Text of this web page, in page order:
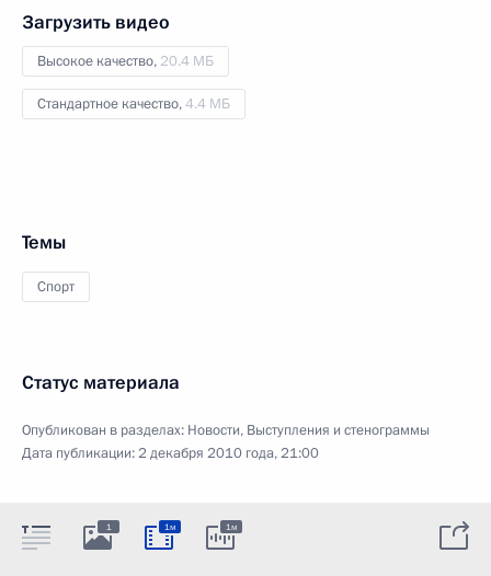
Загрузить видео
Высокое качество, 20.4 МБ
Стандартное качество,4.4 МБ
Темы
Спорт
Статус материала
Опубликован в разделах: Новости, Выступления и стенограммы
Дата публикации:2 декабря 2010 года, 21:00
1 1м 1м